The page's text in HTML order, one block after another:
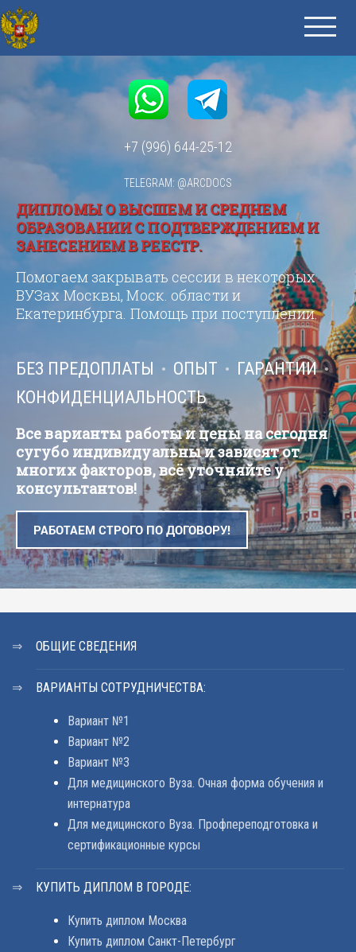
+7 (996) 644-25-12
TELEGRAM: @ARCDOCS
ДИПЛОМЫ О ВЫСШЕМ И СРЕДНЕМ
ОБРАЗОВАНИИ С ПОДТВЕРЖДЕНИЕМ И
ЗАНЕСЕНИЕМ В РЕЕСТР.
Помогаем закрывать сессии в некоторых
ВУЗах Москвы, Моск. области и
Екатеринбурга. Помощь при поступлении.
БЕЗ ПРЕДОПЛАТЫ ОПЫТ
ГАРАНТИИ
КОНФИДЕНЦИАЛЬНОСТЬ
Все варианты работы и цены на сегодня
сугубо индивидуальны и зависят от
многих факторов, всё уточняйте у
консультантов!
РАБОТАЕМ СТРОГО ПО ДОГОВОРУ!
ОБЩИЕ СВЕДЕНИЯ
ВАРИАНТЫ СОТРУДНИЧЕСТВА:
Вариант №1
Вариант №2
Вариант №3
Для медицинского Вуза. Очная форма обучения и
интернатура
Для медицинского Вуза. Профпереподготовка и
сертификационные курсы
КУПИТЬ ДИПЛОМ В ГОРОДЕ:
Купить диплом Москва
Купить диплом Санкт-Петербург